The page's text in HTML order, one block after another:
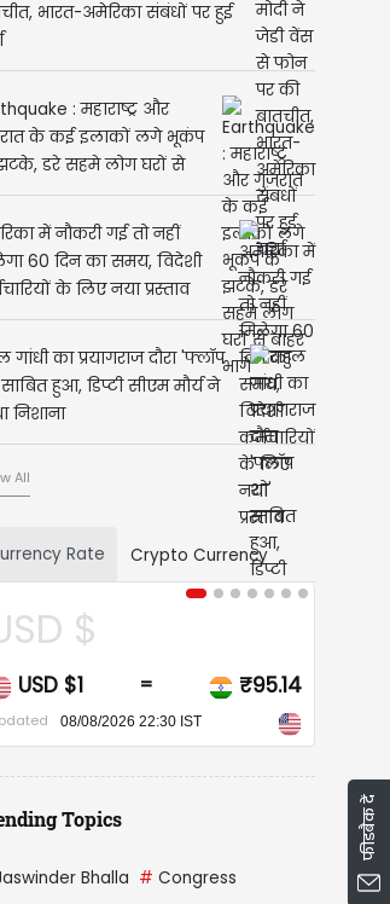
भारत-अमेरिका संबंधों पर हुई
: महाराष्ट्र और
के कई इलाकों लगे भूकंप
डरे सहमे लोग घरों से
भागे
में नौकरी गई तो नहीं
60 दिन का समय, विदेशी
के लिए नया प्रस्ताव
गांधी का प्रयागराज दौरा 'फ्लॉप
हुआ, डिप्टी सीएम मौर्य ने
निशाना
All
Rate Crypto Currency
$
USD $1 = ₹95.14
08/08/2026 22:30 IST
Topics
Bhalla # Congress
फीडबैक दें